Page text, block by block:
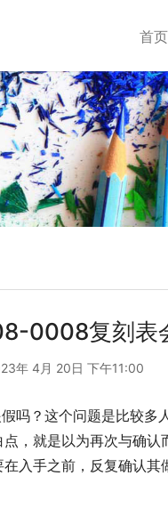
首页
0008复刻表
年 4月 20日 下午11:00
吗？这个问题是比较多
，就是以为再次与确
入手之前，反复确认其